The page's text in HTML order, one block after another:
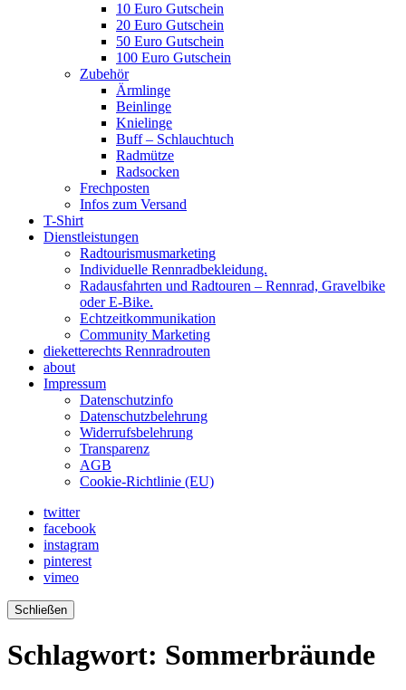
10 Euro Gutschein
20 Euro Gutschein
50 Euro Gutschein
100 Euro Gutschein
Zubehör
Ärmlinge
Beinlinge
Knielinge
Buff – Schlauchtuch
Radmütze
Radsocken
Frechposten
Infos zum Versand
T-Shirt
Dienstleistungen
Radtourismusmarketing
Individuelle Rennradbekleidung.
Radausfahrten und Radtouren – Rennrad, Gravelbike
oder E-Bike.
Echtzeitkommunikation
Community Marketing
dieketterechts Rennradrouten
about
Impressum
Datenschutzinfo
Datenschutzbelehrung
Widerrufsbelehrung
Transparenz
AGB
Cookie-Richtlinie (EU)
twitter
facebook
instagram
pinterest
vimeo
Schließen
Schlagwort: Sommerbräunde